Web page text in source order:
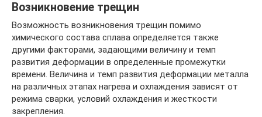
Возникновение трещин
Возможность возникновения трещин помимо
химического со­става сплава определяется также
другими факторами, задающими величину и темп
развития деформации в определенные промежутки
времени. Величина и темп развития деформации металла
на различных этапах нагрева и охлаждения зависят от
режима сварки, условий охлаждения и жесткости
закрепления.